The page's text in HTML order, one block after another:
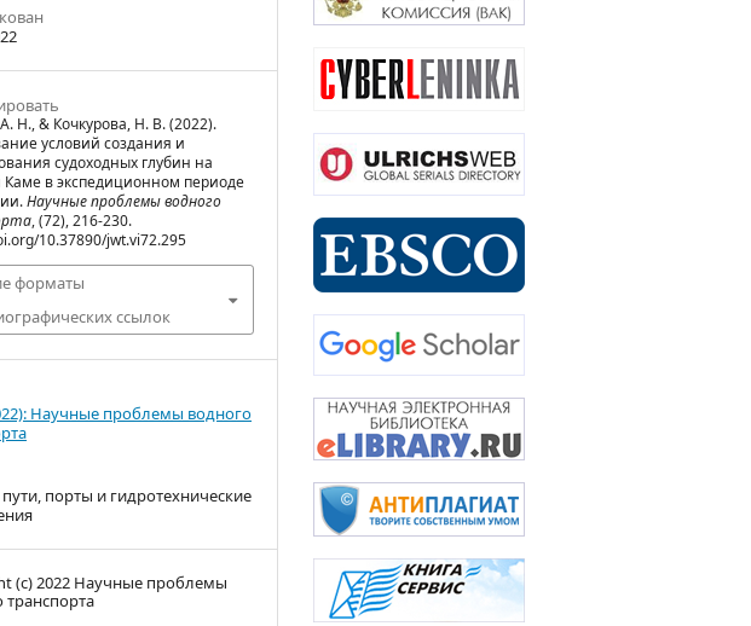
Н., & Кочкурова, Н. В. (2022).
условий создания и
судоходных глубин на
Каме в экспедиционном периоде
Научные проблемы водного
, (72), 216-230.
10.37890/jwt.vi72.295
форматы
ссылок
Научные проблемы водного
порты и гидротехнические
(c) 2022 Научные проблемы
транспорта